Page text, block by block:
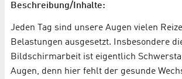
Beschreibung/Inhalte:
Jeden Tag sind unsere Augen vielen
Belastungen ausgesetzt. Insbesondere
Bildschirmarbeit ist eigentlich
Augen, denn hier fehlt der gesunde